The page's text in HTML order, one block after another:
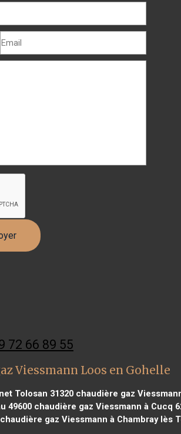
72 66 89 55
Viessmann Loos en Gohelle
Tolosan 31320chaudière gaz
49600chaudière gaz Viessmann à Cucq
chaudière gaz Viessmann à Chambray lès